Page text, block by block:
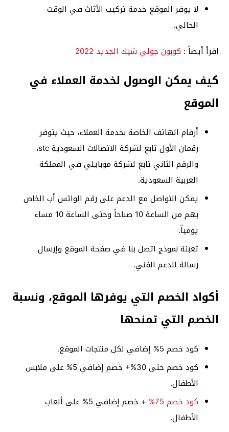
لا يوفر الموقع خدمة تركيب الأثاث في الوقت
الحالي.
اقرأ أيضاً : كوبون جولي شيك الجديد 2022
كيف يمكن الوصول لخدمة العملاء في
الموقع
أرقام الهاتف الخاصة بخدمة العملاء، حيث يتوفر
رقمان الأول تابع لشركة الاتصالات السعودية stc،
والرقم الثاني تابع لشركة موبايلي في المملكة
العربية السعودية.
يمكن التواصل مع الدعم على رقم الواتس أب الخاص
بهم من الساعة 10 صباحاً وحتى الساعة 10 مساء
يومياً.
تعبئة نموذج اتصل بنا في صفحة الموقع وإرسال
رسالة للدعم الفني.
أكواد الخصم التي يوفرها الموقع، ونسبة
الخصم التي تمنحها
كود خصم 5% إضافي لكل منتجات الموقع.
كود خصم حتى 30%+ خصم إضافي 5% على ملابس
الأطفال.
كود خصم 75%
+ خصم إضافي 5% على ألعاب
الأطفال.